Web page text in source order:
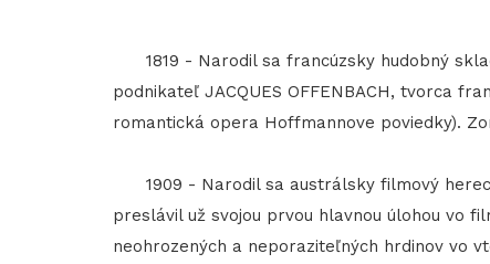
1819 - Narodil sa francúzsky hudobný
podnikateľ JACQUES OFFENBACH, tvorca
romantická opera Hoffmannove poviedky).
1909 - Narodil sa austrálsky filmový herec
preslávil už svojou prvou hlavnou úlohou vo
neohrozených a neporaziteľných hrdinov vo